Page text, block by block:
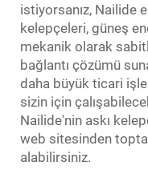
istiyorsanız, Nailide
kelepçeleri, güneş
mekanik olarak
bağlantı çözümü
daha büyük ticari
sizin için
Nailide'nin askı
web sitesinden
alabilirsiniz.